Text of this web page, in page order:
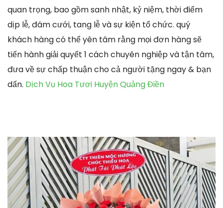
quan trọng, bao gồm sanh nhật, kỷ niệm, thời điểm
dịp lễ, đám cưới, tang lễ và sự kiện tổ chức. quý
khách hàng có thể yên tâm rằng mọi đơn hàng sẽ
tiến hành giải quyết 1 cách chuyên nghiệp và tận tâm,
đưa về sự chấp thuận cho cả người tặng ngay & bạn
dấn. Dịch Vụ Hoa Tươi Huyện Quảng Điền